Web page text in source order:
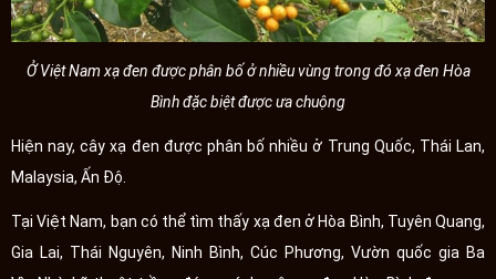
Ở Việt Nam xạ đen được phân bố ở nhiều vùng trong đó xạ đen Hòa
Bình đặc biệt được ưa chuộng
Hiện nay, cây xạ đen được phân bố nhiều ở Trung Quốc, Thái Lan,
Malaysia, Ấn Độ.
Tại Việt Nam, bạn có thể tìm thấy xạ đen ở Hòa Bình, Tuyên Quang,
Gia Lai, Thái Nguyên, Ninh Bình, Cúc Phương, Vườn quốc gia Ba